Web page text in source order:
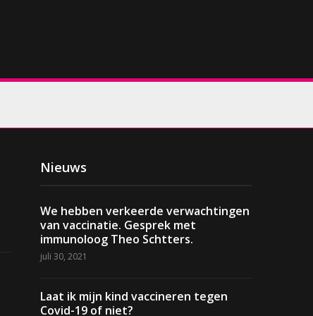
Nieuws
We hebben verkeerde verwachtingen
van vaccinatie. Gesprek met
immunoloog Theo Schtters.
juli 30, 2021
Laat ik mijn kind vaccineren tegen
Covid-19 of niet?